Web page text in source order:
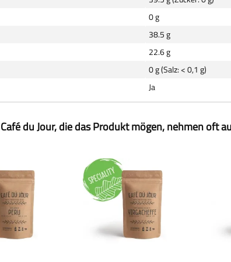
0 g
38.5 g
22.6 g
0 g (Salz: < 0,1 g)
Ja
du Jour, die das Produkt mögen, nehmen oft